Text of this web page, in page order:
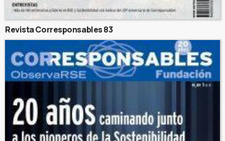
Revista Corresponsables 83